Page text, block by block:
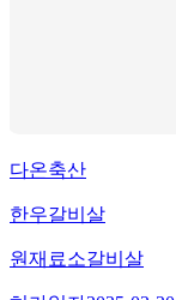
다온축산
한우갈비살
원재료소갈비살